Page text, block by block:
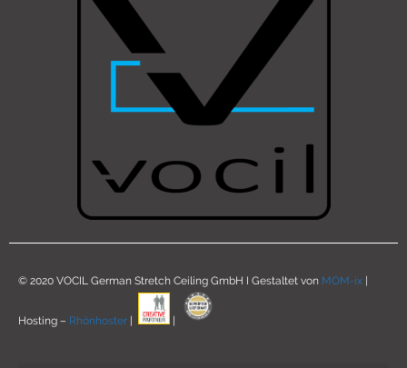
© 2020 VOCIL German Stretch Ceiling GmbH I Gestaltet von MOM-ix
Hosting – Rhönhoster